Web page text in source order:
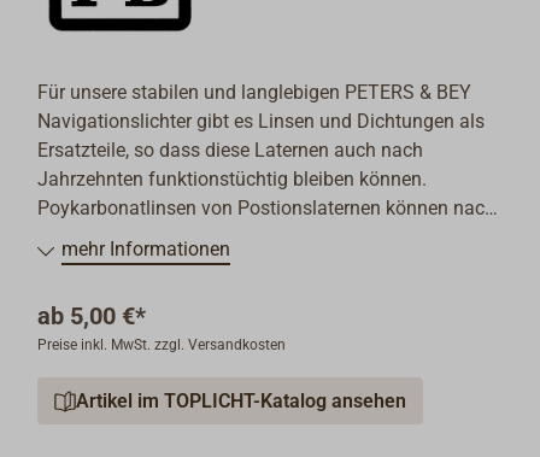
Für unsere stabilen und langlebigen PETERS & BEY
Navigationslichter gibt es Linsen und Dichtungen als
Ersatzteile, so dass diese Laternen auch nach
Jahrzehnten funktionstüchtig bleiben können.
Poykarbonatlinsen von Postionslaternen können nach
jahrelanger UV-Belastung spröde und matt werden, so
dass der Austausch der Linsen sinnvoll sein kann. Die
Dichtungssatz enthält zwei Weichgummidichtungen.
Auch der Elektroeinsatz mit Bajonettfassung ist
mehr Informationen
ab 5,00 €*
Preise inkl. MwSt. zzgl. Versandkosten
Artikel im TOPLICHT-Katalog ansehen